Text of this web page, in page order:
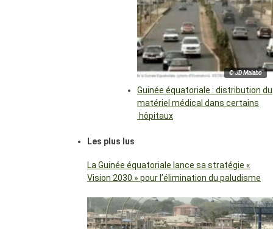
© JD Malabo
Guinée équatoriale : distribution du
matériel médical dans certains
hôpitaux
Les plus lus
La Guinée équatoriale lance sa stratégie «
Vision 2030 » pour l’élimination du paludisme